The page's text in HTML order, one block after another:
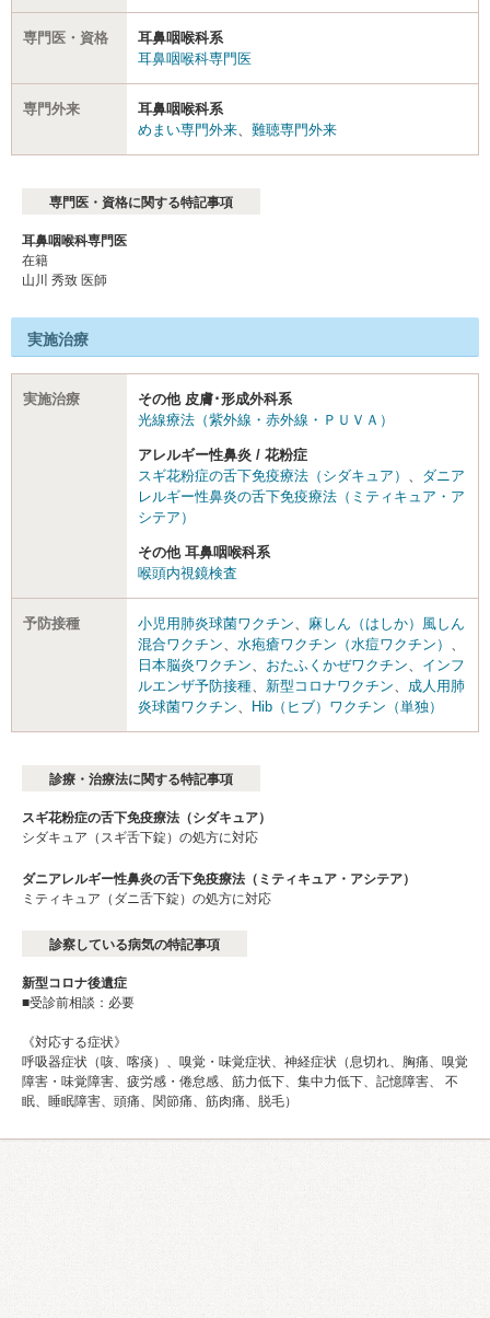
専門医・資格
耳鼻咽喉科系
耳鼻咽喉科専門医
専門外来
耳鼻咽喉科系
めまい専門外来、 難聴専門外来
専門医・資格に関する特記事項
耳鼻咽喉科専門医
在籍
山川 秀致 医師
実施治療
実施治療
その他 皮膚･形成外科系
光線療法（紫外線・赤外線・ＰＵＶＡ）
アレルギー性鼻炎 / 花粉症
スギ花粉症の舌下免疫療法（シダキュア） 、 ダニア
レルギー性鼻炎の舌下免疫療法（ミティキュア・ア
シテア）
その他 耳鼻咽喉科系
喉頭内視鏡検査
予防接種 小児用肺炎球菌ワクチン、 麻しん（はしか）風しん
混合ワクチン、 水疱瘡ワクチン（水痘ワクチン） 、
日本脳炎ワクチン、 おたふくかぜワクチン、 インフ
ルエンザ予防接種、 新型コロナワクチン、 成人用肺
炎球菌ワクチン、 Hib（ヒブ）ワクチン（単独）
診療・治療法に関する特記事項
スギ花粉症の舌下免疫療法（シダキュア）
シダキュア（スギ舌下錠）の処方に対応
ダニアレルギー性鼻炎の舌下免疫療法（ミティキュア・アシテア）
ミティキュア（ダニ舌下錠）の処方に対応
診察している病気の特記事項
新型コロナ後遺症
■受診前相談：必要
《対応する症状》
呼吸器症状（咳、喀痰）、嗅覚・味覚症状、神経症状（息切れ、胸痛、嗅覚
障害・味覚障害、疲労感・倦怠感、筋力低下、集中力低下、記憶障害、 不
眠、睡眠障害、頭痛、関節痛、筋肉痛、脱毛）